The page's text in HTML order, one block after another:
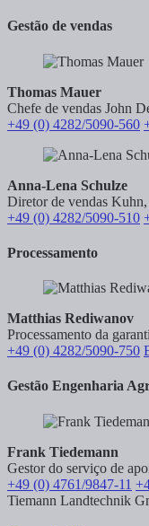
Gestão de vendas
Thomas Mauer
Chefe de vendas John
+49 (0) 4282/5090-560
Anna-Lena Schulze
Diretor de vendas
+49 (0) 4282/5090-510
Processamento
Matthias Rediwanov
Processamento da
+49 (0) 4282/5090-750
Gestão Engenharia
Frank Tiedemann
Gestor do serviço de
+49 (0) 4761/9847-11
Tiemann Landtechnik